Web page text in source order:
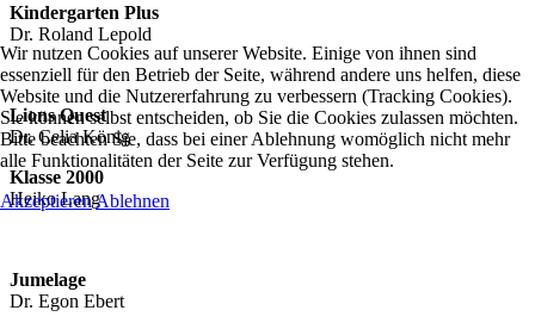
Kindergarten Plus
Dr. Roland Lepold
Lions Quest
Dr. Celia König
Klasse 2000
Heiko Lang
Jumelage
Dr. Egon Ebert
Wir nutzen Cookies auf unserer Website. Einige von ihnen sind
essenziell für den Betrieb der Seite, während andere uns helfen, diese
Website und die Nutzererfahrung zu verbessern (Tracking Cookies).
Sie können selbst entscheiden, ob Sie die Cookies zulassen möchten.
Bitte beachten Sie, dass bei einer Ablehnung womöglich nicht mehr
alle Funktionalitäten der Seite zur Verfügung stehen.
AkzeptierenAblehnen